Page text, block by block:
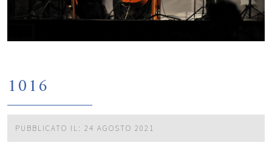
1016
PUBBLICATO IL: 24 AGOSTO 2021